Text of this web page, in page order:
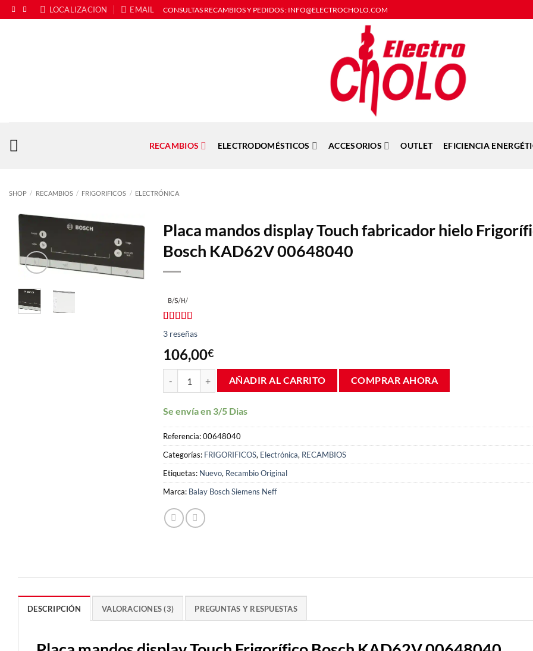
Saltar
al
LOCALIZACION EMAIL CONSULTAS RECAMBIOS Y PEDIDOS : INFO@ELECTROCHOLO.COM
RECAMBIOS ELECTRODOMÉSTICOS ACCESORIOS OUTLET EFICIENCIA
SHOP / RECAMBIOS / FRIGORIFICOS / ELECTRÓNICA
Placa mandos display Touch fabricador hielo
Bosch KAD62V 00648040
Valorado
con4.00
de 5 en
base a
3
valoraciones
clientes
3 reseñas
106,00€
Placa mandos display Touch fabricador hielo Frigorífico Bosch KAD62V 00648040 cantidad
AÑADIR AL CARRITO COMPRAR AHORA
Se envía en 3/5 Dias
Referencia:00648040
Categorías: FRIGORIFICOS, Electrónica, RECAMBIOS
Etiquetas: Nuevo, Recambio Original
Marca: Balay Bosch Siemens Neff
DESCRIPCIÓN VALORACIONES (3) PREGUNTAS Y RESPUESTAS